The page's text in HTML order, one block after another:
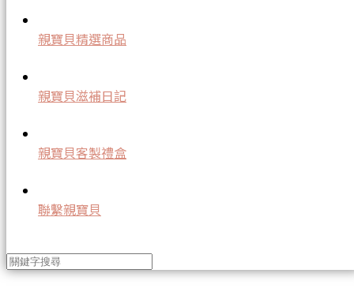
親寶貝精選商品
親寶貝滋補日記
親寶貝客製禮盒
聯繫親寶貝
更年期保養為什麼特別重
要？
面臨荷爾蒙劇烈變化，影響全身各系統的運作。如果缺
乏適當保養，不僅會讓更年期症狀加劇，還可能增加未
來慢性疾病的風險。那麼更年期會帶來哪些變化和症
更年期常見變化和症狀